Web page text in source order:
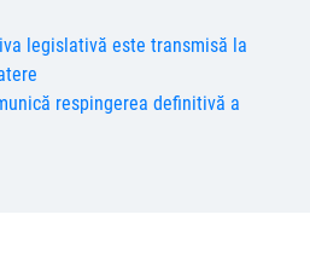
legislativă este transmisă la
respingerea definitivă a